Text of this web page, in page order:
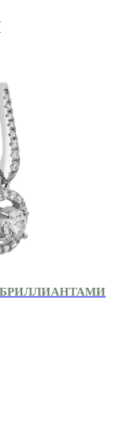
БРИЛЛИАНТАМИ